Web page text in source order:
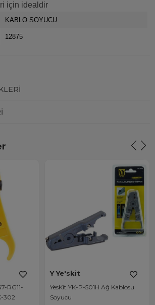
için idealdir
KABLO SOYUCU
12875
RG11-
302
Y Ye'skit
YesKit YK-P-501H Ağ Kablosu
Soyucu